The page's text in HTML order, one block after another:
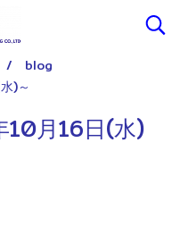
blog
)～
月16日(水)